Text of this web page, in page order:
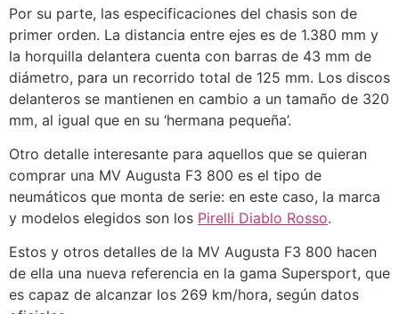
Por su parte, las especificaciones del chasis son de
primer orden. La distancia entre ejes es de 1.380 mm y
la horquilla delantera cuenta con barras de 43 mm de
diámetro, para un recorrido total de 125 mm. Los discos
delanteros se mantienen en cambio a un tamaño de 320
mm, al igual que en su ‘hermana pequeña’.
Otro detalle interesante para aquellos que se quieran
comprar una MV Augusta F3 800 es el tipo de
neumáticos que monta de serie: en este caso, la marca
y modelos elegidos son los Pirelli Diablo Rosso.
Estos y otros detalles de la MV Augusta F3 800 hacen
de ella una nueva referencia en la gama Supersport, que
es capaz de alcanzar los 269 km/hora, según datos